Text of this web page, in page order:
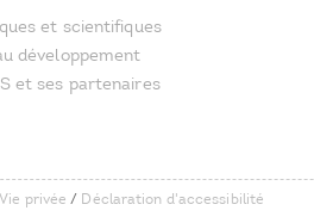
et scientifiques
développement
et ses partenaires
Vie privée / Déclaration d'accessibilité